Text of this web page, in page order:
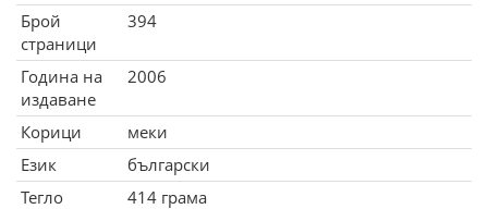
Брой
страници
394
Година на
издаване
2006
Корици
меки
Език
български
Тегло
414 грама